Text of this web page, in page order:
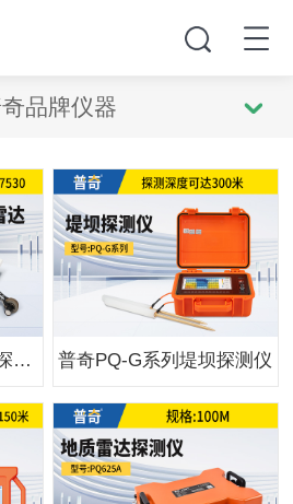
品牌仪器
普奇PQWT-GPR7530探地雷达 普奇PQ-G系列堤坝探测仪